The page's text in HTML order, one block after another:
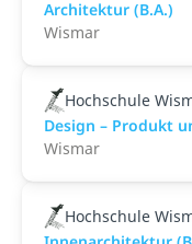
Architektur (B.A.)
Wismar
Hochschule
Design – Produkt
Wismar
Hochschule